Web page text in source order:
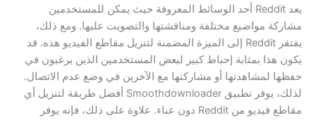
يعد Reddit أحد الوسائط المعروفة حيث يمكن للمستخدمين
مشاركة مواضيع مختلفة ومناقشتها والتصويت عليها. ومع ذلك،
يفتقر Reddit إلى الميزة المضمنة لتنزيل مقاطع الفيديو هذه. قد
يكون هذا بمثابة إحباط كبير لبعض المستخدمين الذين يرغبون في
حفظها لمشاهدتها أو مشاركتها مع الآخرين في وضع عدم الاتصال.
لذلك، يوفر تطبيق Smoothdownloader أفضل طريقة لتنزيل أي
مقاطع فيديو من Reddit دون عناء. علاوة على ذلك، فإنه يوفر